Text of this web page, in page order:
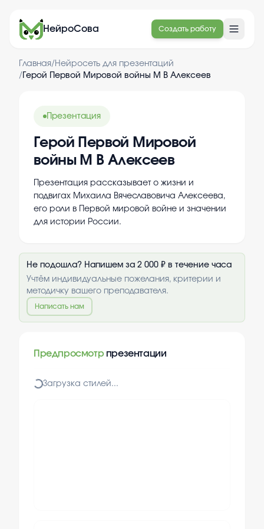
НейроСова Создать работу
Главная/ Нейросеть для презентаций
/ Герой Первой Мировой войны М В Алексеев
Презентация
Герой Первой Мировой
войны М В Алексеев
Презентация рассказывает о жизни и
подвигах Михаила Вячеславовича Алексеева,
его роли в Первой мировой войне и значении
для истории России.
Не подошла? Напишем за 2 000 ₽ в течение часа
Учтём индивидуальные пожелания, критерии и
методичку вашего преподавателя.
Написать нам
Предпросмотр презентации
Загрузка стилей...